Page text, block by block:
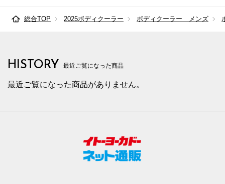
総合TOP 2025ボディクーラー ボディクーラー メンズ
HISTORY 最近ご覧になった商品
最近ご覧になった商品がありません。